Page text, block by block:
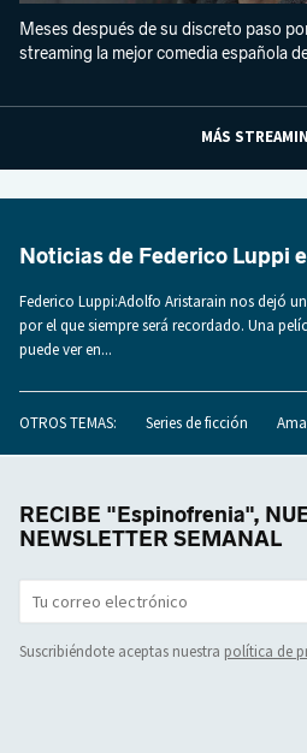
Meses después de su discreto paso
streaming la mejor comedia española
MÁS
Noticias de Federico Luppi
Federico Luppi:Adolfo Aristarain nos dejó
por el que siempre será recordado. Una
puede ver en...
OTROS TEMAS: Series de ficción
RECIBE "Espinofrenia",
NEWSLETTER SEMANAL
Suscribiéndote aceptas nuestra política de